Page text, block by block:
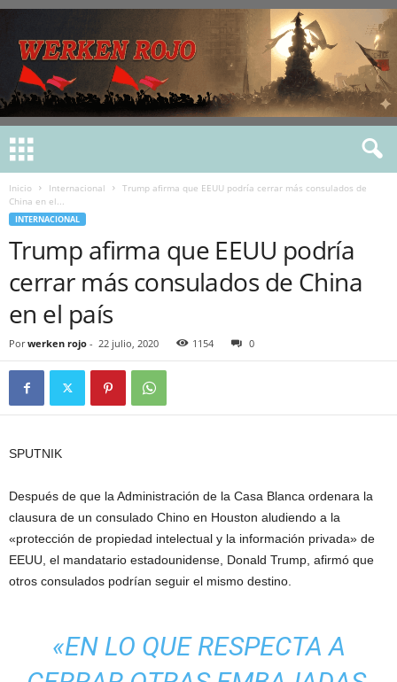
Inicio Internacional
Trump afirma que EEUU podría cerrar más consulados de
China en el...
INTERNACIONAL
Trump afirma que EEUU podría
cerrar más consulados de China
en el país
Por werken rojo - 22 julio, 2020 1154 0
SPUTNIK
Después de que la Administración de la Casa Blanca ordenara la
clausura de un consulado Chino en Houston aludiendo a la
«protección de propiedad intelectual y la información privada» de
EEUU, el mandatario estadounidense, Donald Trump, afirmó que
otros consulados podrían seguir el mismo destino.
«EN LO QUE RESPECTA A